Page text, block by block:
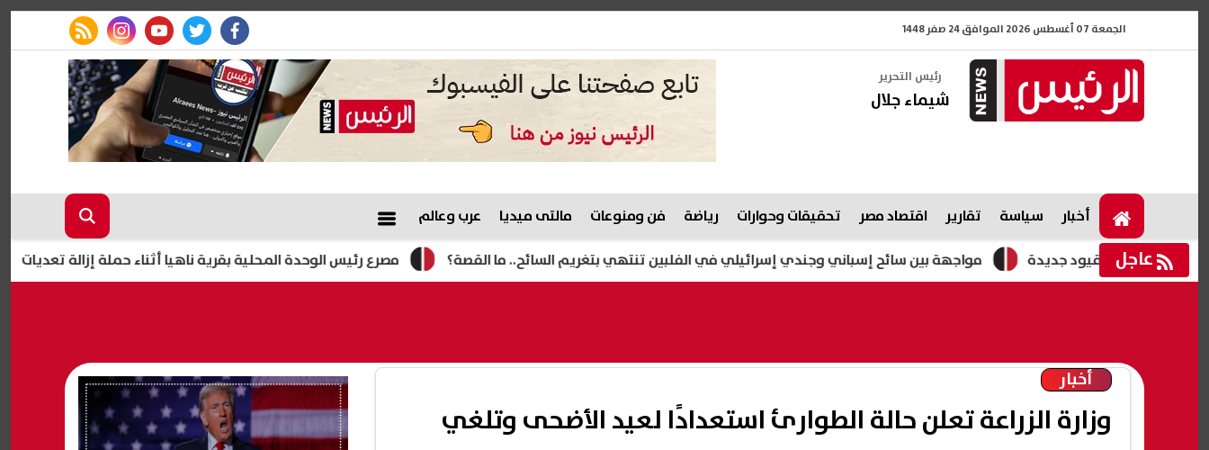
الجمعة 07 أغسطس 2026 الموافق 24 صفر 1448
facebook
twitter
youtube
instagram
rss feed
رئيس التحرير
شيماء جلال
أخبار سياسة تقارير اقتصاد مصر تحقيقات وحوارات رياضة فن ومنوعات مالتى ميديا عرب وعالم
عاجل مصرع رئيس الوحدة المحلية بقرية ناهيا أثناء حملة إزالة تعديات في مواجهة بين سائح إسباني وجندي إسرائيلي في الفلبين تنتهي بتغريم السائح.. ما القصة؟ وتبحث فرض قيود جديدة
أخبار
وزارة الزراعة تعلن حالة الطوارئ استعدادًا لعيد الأضحى وتلغي